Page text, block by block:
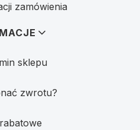
zamówienia
sklepu
zwrotu?